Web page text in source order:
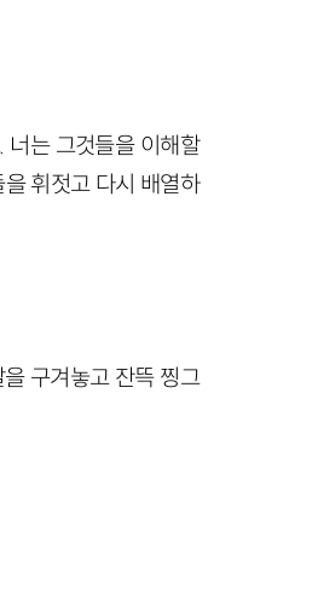
너는 그것들을 이해할
휘젓고 다시 배열하
구겨놓고 잔뜩 찡그